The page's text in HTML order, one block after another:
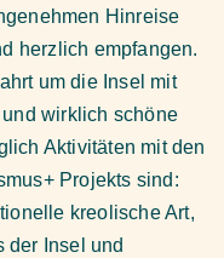
Hinreise
herzlich empfangen.
um die Insel mit
wirklich schöne
Aktivitäten mit den
Projekts sind:
kreolische Art,
der Insel und